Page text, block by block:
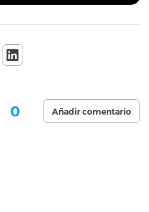
0 Añadir comentario